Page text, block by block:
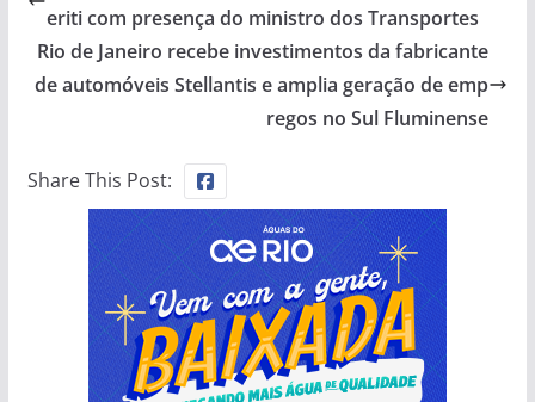
eriti com presença do ministro dos Transportes
Rio de Janeiro recebe investimentos da fabricante
de automóveis Stellantis e amplia geração de emp
regos no Sul Fluminense
Share This Post: